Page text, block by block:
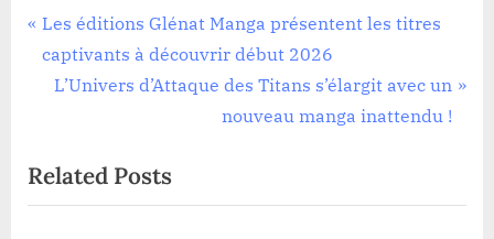
Navigation
de
P
r
o
u
Les éditions Glénat Manga présentent les titres
captivants à découvrir début 2026
N
t
P
L’Univers d’Attaque des Titans s’élargit avec un
nouveau manga inattendu !
Related Posts